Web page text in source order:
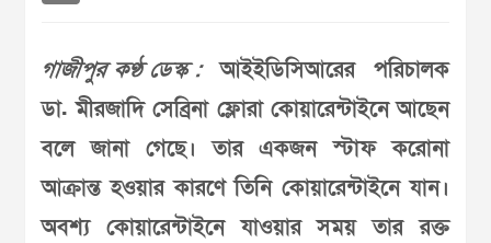
গাজীপুর কণ্ঠ ডেস্ক :আইইডিসিআরের পরিচালক
ডা. মীরজাদি সেব্রিনা ফ্লোরা কোয়ারেন্টাইনে আছেন
বলে জানা গেছে। তার একজন স্টাফ করোনা
আক্রান্ত হওয়ার কারণে তিনি কোয়ারেন্টাইনে যান।
অবশ্য কোয়ারেন্টাইনে যাওয়ার সময় তার রক্ত